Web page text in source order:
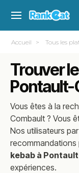
Accueil Tous les
Trouver
Pontault-
Vous êtes à la
Combault ? Vous
Nos utilisateurs
recommandations
kebab à
expériences.